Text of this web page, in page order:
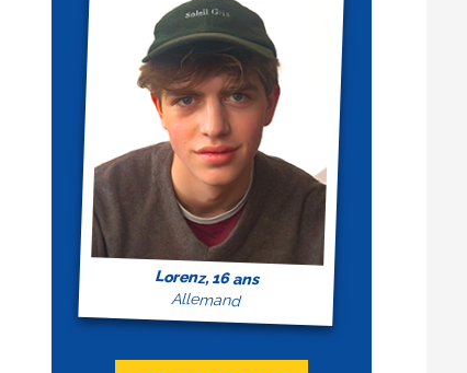
Lorenz, 16 ans
Allemand